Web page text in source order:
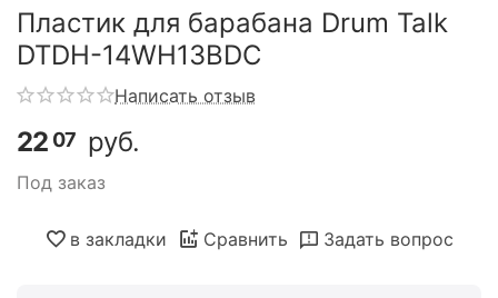
Пластик для барабана Drum Talk
DTDH-14WH13BDC
Написать отзыв
22 07 руб.
Под заказ
в закладки Сравнить Задать вопрос